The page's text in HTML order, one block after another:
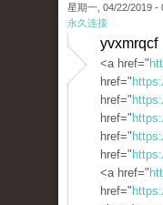
星期一, 04/22/2019 -
永久连接
yvxmrqcf
<a href="
href="
href="
href="
href="
href="
<a href="
href="